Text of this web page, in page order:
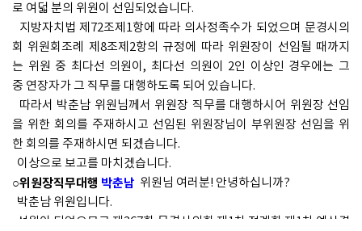
로 여덟 분의 위원이 선임되었습니다.
지방자치법 제72조제1항에 따라 의사정족수가 되었으며 문경시의
회 위원회조례 제8조제2항의 규정에 따라 위원장이 선임될 때까지
는 위원 중 최다선 의원이, 최다선 의원이 2인 이상인 경우에는 그
중 연장자가 그 직무를 대행하도록 되어 있습니다.
따라서 박춘남 위원님께서 위원장 직무를 대행하시어 위원장 선임
을 위한 회의를 주재하시고 선임된 위원장님이 부위원장 선임을 위
한 회의를 주재하시면 되겠습니다.
이상으로 보고를 마치겠습니다.
○위원장직무대행 박춘남 위원님 여러분! 안녕하십니까?
박춘남 위원입니다.
성원이 되었으므로 제267회 문경시의회 제1차 정례회 제1차 예산결